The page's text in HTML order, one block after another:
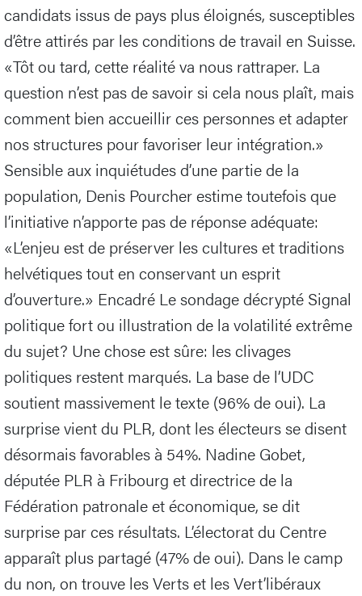
candidats issus de pays plus éloignés, susceptibles
d’être attirés par les conditions de travail en Suisse.
«Tôt ou tard, cette réalité va nous rattraper. La
question n’est pas de savoir si cela nous plaît, mais
comment bien accueillir ces personnes et adapter
nos structures pour favoriser leur intégration.»
Sensible aux inquiétudes d’une partie de la
population, Denis Pourcher estime toutefois que
l’initiative n’apporte pas de réponse adéquate:
«L’enjeu est de préserver les cultures et traditions
helvétiques tout en conservant un esprit
d’ouverture.» Encadré Le sondage décrypté Signal
politique fort ou illustration de la volatilité extrême
du sujet? Une chose est sûre: les clivages
politiques restent marqués. La base de l’UDC
soutient massivement le texte (96% de oui). La
surprise vient du PLR, dont les électeurs se disent
désormais favorables à 54%. Nadine Gobet,
députée PLR à Fribourg et directrice de la
Fédération patronale et économique, se dit
surprise par ces résultats. L’électorat du Centre
apparaît plus partagé (47% de oui). Dans le camp
du non, on trouve les Verts et les Vert’libéraux